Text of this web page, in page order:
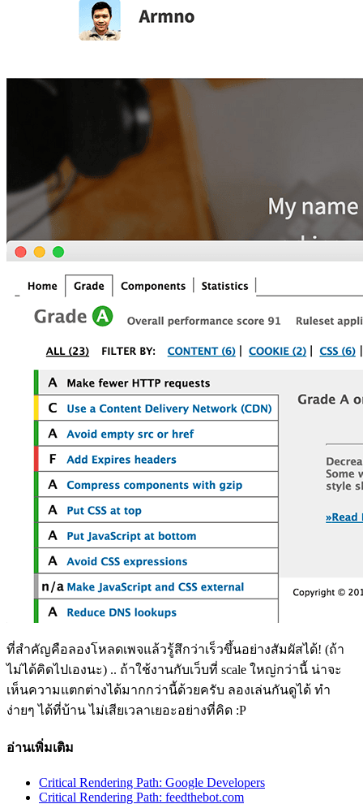
ที่สำคัญคือลองโหลดเพจแล้วรู้สึกว่าเร็วขึ้นอย่างสัมผัสได้! (ถ้า
ไม่ได้คิดไปเองนะ) .. ถ้าใช้งานกับเว็บที่ scale ใหญ่กว่านี้ น่าจะ
เห็นความแตกต่างได้มากกว่านี้ด้วยครับ ลองเล่นกันดูได้ ทำ
ง่ายๆ ได้ที่บ้าน ไม่เสียเวลาเยอะอย่างที่คิด :P
อ่านเพิ่มเติม
Critical Rendering Path: Google Developers
Critical Rendering Path: feedthebot.com